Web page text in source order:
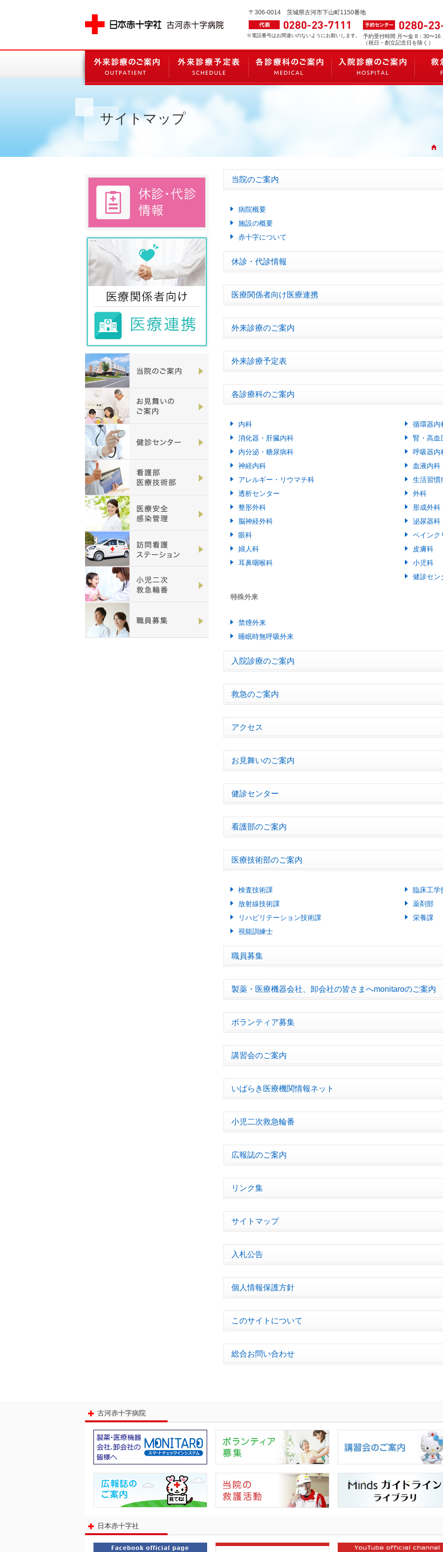
〒306-0014 茨城県古河市下山町1150番地
※電話番号はお間違いのないようにお願いします。
予約受付時間 月〜金 8：30〜16
（祝日・創立記念日を除く）
サイトマップ
当院のご案内
病院概要
施設の概要
赤十字について
休診・代診情報
医療関係者向け医療連携
外来診療のご案内
外来診療予定表
各診療科のご案内
内科
消化器・肝臓内科
内分泌・糖尿病科
神経内科
アレルギー・リウマチ科
透析センター
整形外科
脳神経外科
眼科
婦人科
耳鼻咽喉科
循環器内
腎・高血
呼吸器内
血液内科
生活習慣
外科
形成外科
泌尿器科
ペインク
皮膚科
小児科
健診セン
特殊外来
禁煙外来
睡眠時無呼吸外来
入院診療のご案内
救急のご案内
アクセス
お見舞いのご案内
健診センター
看護部のご案内
医療技術部のご案内
検査技術課
放射線技術課
リハビリテーション技術課
視能訓練士
臨床工学
薬剤部
栄養課
職員募集
製薬・医療機器会社、卸会社の皆さまへmonitaroのご案内
ボランティア募集
講習会のご案内
いばらき医療機関情報ネット
小児二次救急輪番
広報誌のご案内
リンク集
サイトマップ
入札公告
個人情報保護方針
このサイトについて
総合お問い合わせ
古河赤十字病院
日本赤十字社